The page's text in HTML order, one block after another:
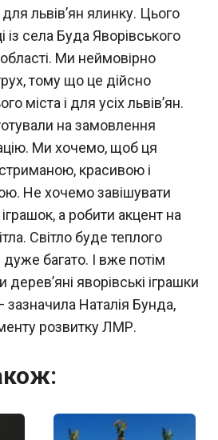
львів’ян ялинку. Цього
села Буда Яворівського
Ми неймовірно
тому що це дійсно
міста і для усіх львів’ян.
на замовлення
Ми хочемо, щоб ця
красивою і
Не хочемо завішувати
а робити акцент на
Світло буде теплого
багато. І вже потім
яворівські іграшки
зазначила Наталія Бунда,
розвитку ЛМР.